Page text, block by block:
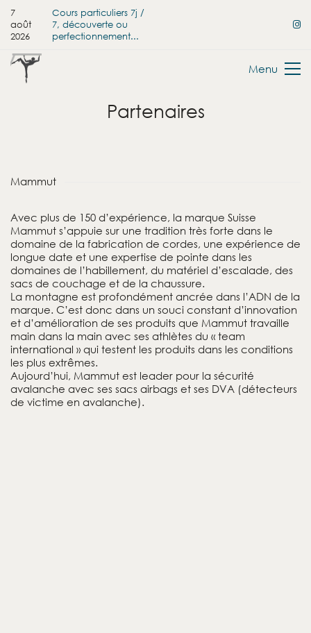
7
août
2026
Cours particuliers 7j /
7, découverte ou
perfectionnement...
Menu
Partenaires
Mammut
Avec plus de 150 d’expérience, la marque Suisse
Mammut s’appuie sur une tradition très forte dans le
domaine de la fabrication de cordes, une expérience de
longue date et une expertise de pointe dans les
domaines de l’habillement, du matériel d’escalade, des
sacs de couchage et de la chaussure.
La montagne est profondément ancrée dans l’ADN de la
marque. C’est donc dans un souci constant d’innovation
et d’amélioration de ses produits que Mammut travaille
main dans la main avec ses athlètes du « team
international » qui testent les produits dans les conditions
les plus extrêmes.
Aujourd’hui, Mammut est leader pour la sécurité
avalanche avec ses sacs airbags et ses DVA (détecteurs
de victime en avalanche).